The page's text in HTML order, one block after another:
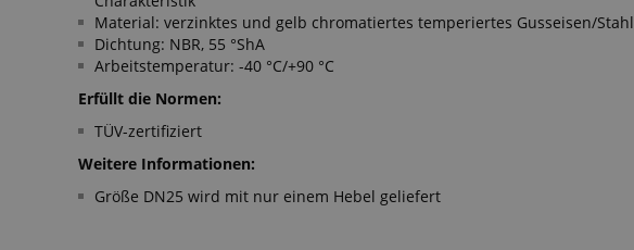
Material: verzinktes und gelb chromatiertes temperiertes Gusseisen/Stahl
Dichtung: NBR, 55 °ShA
Arbeitstemperatur: -40 °C/+90 °C
Erfüllt die Normen:
TÜV-zertifiziert
Weitere Informationen:
Größe DN25 wird mit nur einem Hebel geliefert